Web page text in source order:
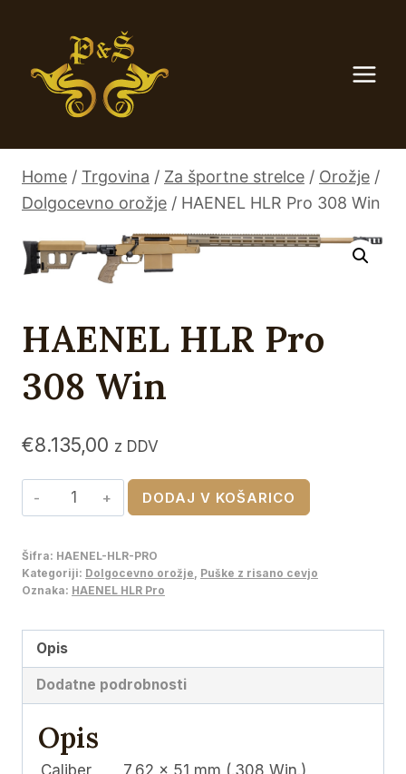
Home / Trgovina / Za športne strelce / Orožje /
Dolgocevno orožje / HAENEL HLR Pro 308 Win
HAENEL HLR Pro
308 Win
€8.135,00 z DDV
HAENEL
HLR
308
Win
DODAJ V KOŠARICO
Šifra: HAENEL-HLR-PRO
Kategoriji: Dolgocevno orožje, Puške z risano cevjo
Oznaka: HAENEL HLR Pro
Opis
Dodatne podrobnosti
Opis
Caliber
7,62 x 51 mm (.308 Win.)